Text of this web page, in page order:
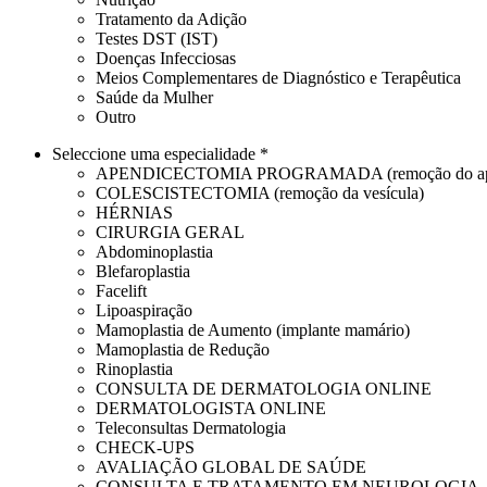
Tratamento da Adição
Testes DST (IST)
Doenças Infecciosas
Meios Complementares de Diagnóstico e Terapêutica
Saúde da Mulher
Outro
Seleccione uma especialidade *
APENDICECTOMIA PROGRAMADA (remoção do
COLESCISTECTOMIA (remoção da vesícula)
HÉRNIAS
CIRURGIA GERAL
Abdominoplastia
Blefaroplastia
Facelift
Lipoaspiração
Mamoplastia de Aumento (implante mamário)
Mamoplastia de Redução
Rinoplastia
CONSULTA DE DERMATOLOGIA ONLINE
DERMATOLOGISTA ONLINE
Teleconsultas Dermatologia
CHECK-UPS
AVALIAÇÃO GLOBAL DE SAÚDE